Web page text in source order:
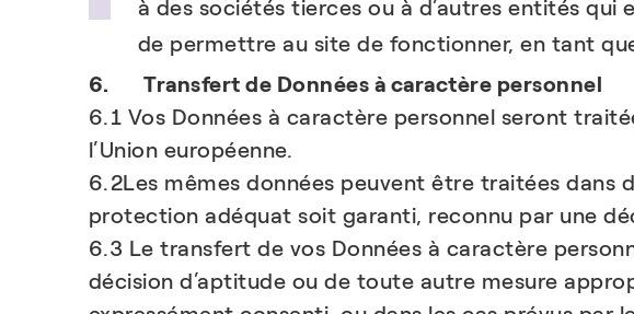
à des sociétés tierces ou à d’autres entités
de permettre au site de fonctionner, en tant
6. Transfert de Données à caractère personnel
6.1 Vos Données à caractère personnel seront
l’Union européenne.
6.2Les mêmes données peuvent être traitées dans
protection adéquat soit garanti, reconnu par une
6.3 Le transfert de vos Données à caractère
décision d’aptitude ou de toute autre mesure